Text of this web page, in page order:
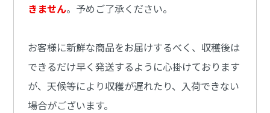
きません。予めご了承ください。
お客様に新鮮な商品をお届けするべく、収穫後は
できるだけ早く発送するように心掛けております
が、天候等により収穫が遅れたり、入荷できない
場合がございます。